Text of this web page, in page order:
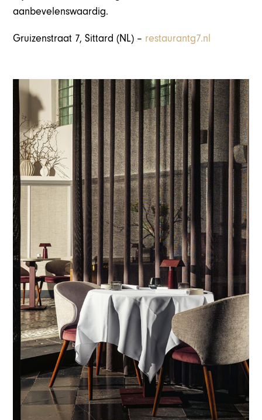
aanbevelenswaardig.
Gruizenstraat 7, Sittard (NL) – restaurantg7.nl